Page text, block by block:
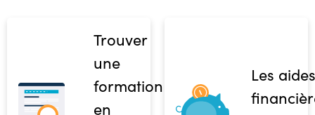
Trouver
une
formation
en
Les aides